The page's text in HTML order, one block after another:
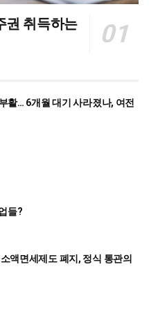
권 취득하는
활… 6개월 대기 사라졌나, 여전
들?
액면세제도 폐지, 정식 통관의